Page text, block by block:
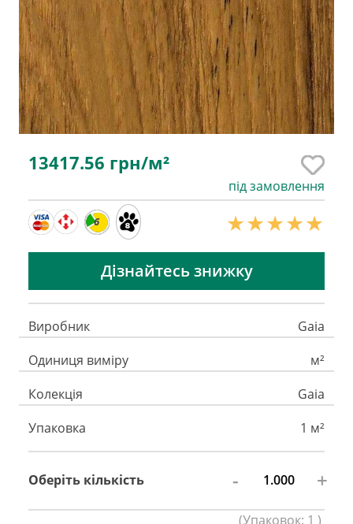
13417.56 грн/м²
під замовлення
6
Дізнайтесь знижку
Виробник
Gaia
Одиниця виміру
м²
Колекція
Gaia
Упаковка
1 м²
Оберіть кількість - +
(Упаковок: 1 )